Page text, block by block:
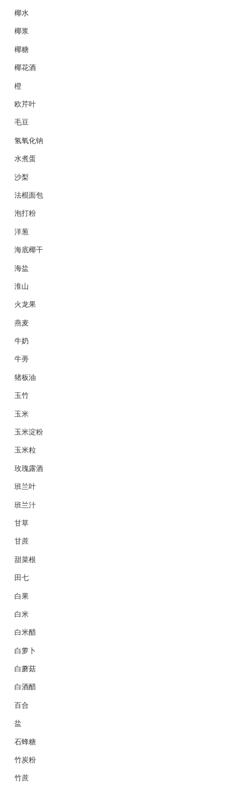
椰水
椰浆
椰糖
椰花酒
橙
欧芹叶
毛豆
氢氧化钠
水煮蛋
沙梨
法棍面包
泡打粉
洋葱
海底椰干
海盐
淮山
火龙果
燕麦
牛奶
牛蒡
猪板油
玉竹
玉米
玉米淀粉
玉米粒
玫瑰露酒
班兰叶
班兰汁
甘草
甘蔗
甜菜根
田七
白果
白米
白米醋
白萝卜
白蘑菇
白酒醋
百合
盐
石蜂糖
竹炭粉
竹蔗